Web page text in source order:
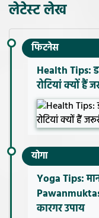
लेटेस्ट लेख
फिटनेस
Health Tips:
रोटियां क्यों हैं
योगा
Yoga Tips:
कारगर उपाय